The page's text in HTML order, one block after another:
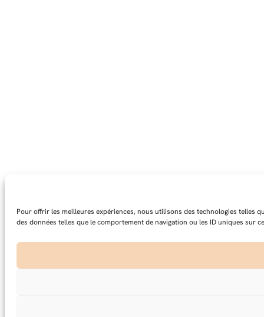
Pour offrir les meilleures expériences, nous utilisons des technologies telles
des données telles que le comportement de navigation ou les ID uniques